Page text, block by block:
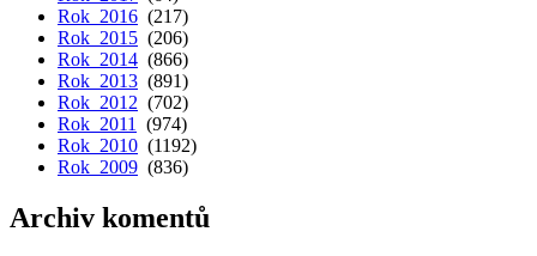
Rok 2016 (217)
Rok 2015 (206)
Rok 2014 (866)
Rok 2013 (891)
Rok 2012 (702)
Rok 2011
(974)
Rok 2010 (1192)
Rok 2009 (836)
Archiv komentů